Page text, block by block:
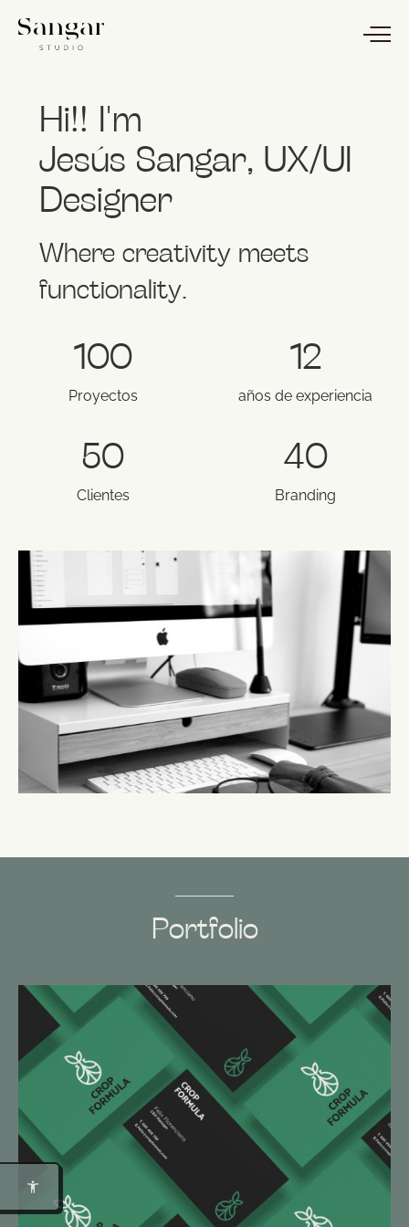
Hi!!
I'm
Jesús Sangar, UX/UI
Designer
Where creativity meets
functionality.
100
Proyectos
12
años de experiencia
50
Clientes
40
Branding
Portfolio
Modo Foco
Lectura para Dislexia
Bionic Reading